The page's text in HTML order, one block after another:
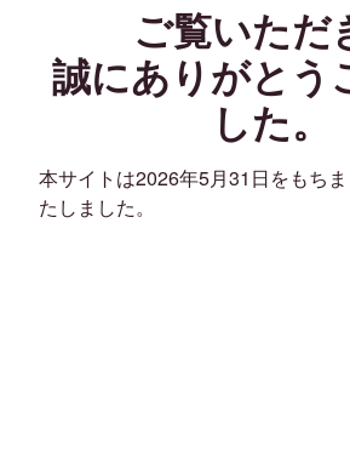
ご覧いただ
誠にありがとう
した。
本サイトは2026年5月31日をもち
たしました。